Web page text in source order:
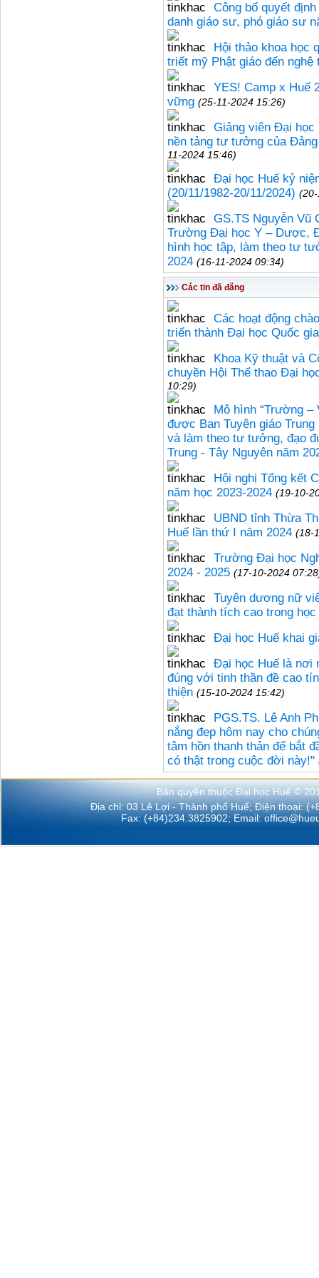
Công bố quyết
danh giáo sư, phó giáo sư
Hội thảo khoa học
triết mỹ Phật giáo đến nghệ
YES! Camp x Huế
vững (25-11-2024 15:26)
Giảng viên Đại học
nền tảng tư tưởng của
11-2024 15:46)
Đại học Huế kỷ
(20/11/1982-20/11/2024)
GS.TS Nguyễn Vũ
Trường Đại học Y – Dược,
hình học tập, làm theo tư
2024 (16-11-2024 09:34)
Các tin đã đăng
Các hoạt động
triển thành Đại học Quốc
Khoa Kỹ thuật và
chuyền Hội Thể thao Đại
10:29)
Mô hình “Trường
được Ban Tuyên giáo
và làm theo tư tưởng, đạo
Trung - Tây Nguyên năm
Hội nghị Tổng kết
năm học 2023-2024 (19-10-
UBND tỉnh Thừa
Huế lần thứ I năm 2024 (18-
Trường Đại học
2024 - 2025 (17-10-2024
Tuyên dương nữ
đạt thành tích cao trong
Đại học Huế khai
Đại học Huế là nơi
đúng với tinh thần đề cao
thiện (15-10-2024 15:42)
PGS.TS. Lê Anh
nắng đẹp hôm nay cho
tâm hồn thanh thản để bắt
có thật trong cuộc đời này!''
Bản quyền thuộc Đại học Huế ©
Địa chỉ: 03 Lê Lợi - Thành phố Huế; Điện thoại:
Fax: (+84)234.3825902; Email: